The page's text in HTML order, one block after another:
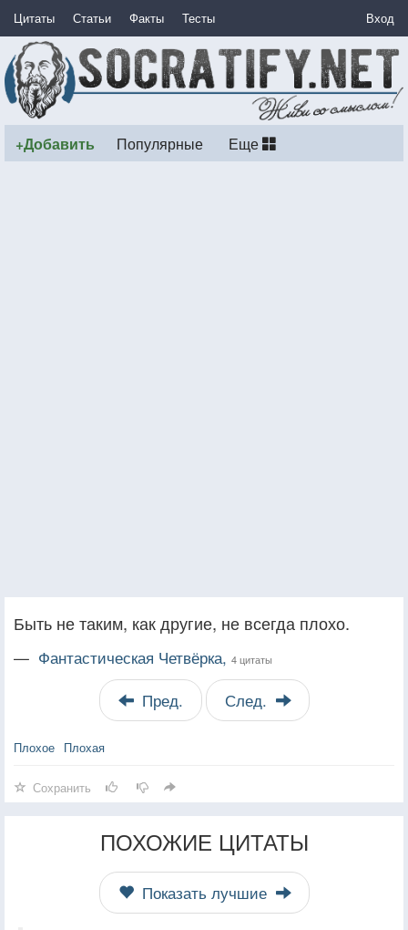
Цитаты Статьи Факты Тесты Вход
+Добавить Популярные Еще
Быть не таким, как другие, не всегда плохо.
— Фантастическая Четвёрка, 4 цитаты
Пред. След.
Плохое Плохая
Сохранить
ПОХОЖИЕ ЦИТАТЫ
Показать лучшие